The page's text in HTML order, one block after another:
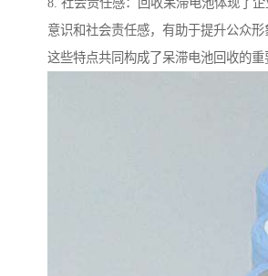
意识和社会责任感，有助于提升公众形
这些特点共同构成了呆滞电池回收的重